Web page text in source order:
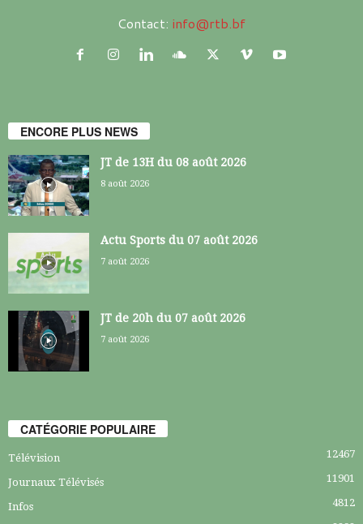
Contact: info@rtb.bf
ENCORE PLUS NEWS
JT de 13H du 08 août 2026
8 août 2026
Actu Sports du 07 août 2026
7 août 2026
JT de 20h du 07 août 2026
7 août 2026
CATÉGORIE POPULAIRE
Télévision 12467
Journaux Télévisés 11901
Infos
4812